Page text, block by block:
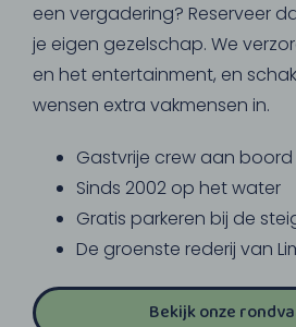
een vergadering? Reserveer
je eigen gezelschap. We
en het entertainment, en
wensen extra vakmensen in.
Gastvrije crew aan boord
Sinds 2002 op het water
Gratis parkeren bij de
De groenste rederij van
Bekijk onze